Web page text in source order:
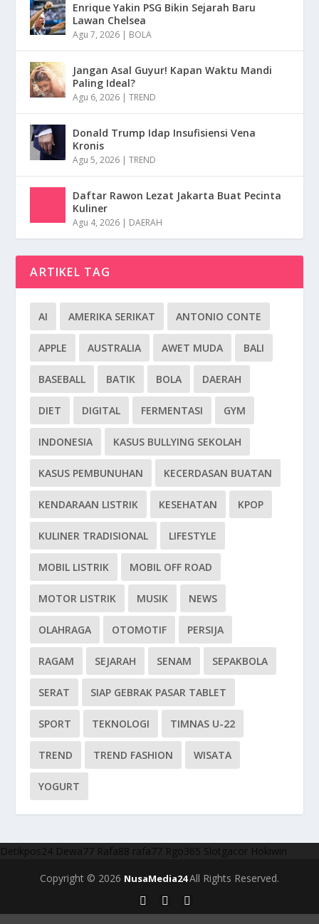
Enrique Yakin PSG Bikin Sejarah Baru
Lawan Chelsea
Agu 7, 2026 | BOLA
Jangan Asal Guyur! Kapan Waktu Mandi
Paling Ideal?
Agu 6, 2026 |TREND
Donald Trump Idap Insufisiensi Vena
Kronis
Agu 5, 2026 |TREND
Daftar Rawon Lezat Jakarta Buat Pecinta
Kuliner
Agu 4, 2026 | DAERAH
ARTIKEL TAG
AI AMERIKA SERIKAT ANTONIO CONTE
APPLE AUSTRALIA AWET MUDA BALI
BASEBALL BATIK BOLA DAERAH
DIET DIGITAL FERMENTASI GYM
INDONESIA KASUS BULLYING SEKOLAH
KASUS PEMBUNUHAN KECERDASAN BUATAN
KENDARAAN LISTRIK KESEHATAN KPOP
KULINER TRADISIONAL LIFESTYLE
MOBIL LISTRIK MOBIL OFF ROAD
MOTOR LISTRIK MUSIK NEWS
OLAHRAGA OTOMOTIF PERSIJA
RAGAM SEJARAH SENAM SEPAKBOLA
SERAT SIAP GEBRAK PASAR TABLET
SPORT TEKNOLOGI TIMNAS U-22
TREND TREND FASHION WISATA
YOGURT
Detikpos24 Dewa77 Rafa88 rafa77 Rgo365 Slotgacor Hokiwin
Copyright © 2026 NusaMedia24All Rights Reserved.